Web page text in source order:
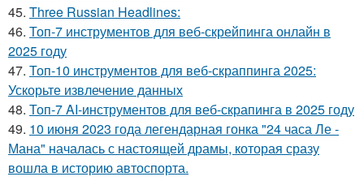
45. Three Russian Headlines:
46. Топ-7 инструментов для веб-скрейпинга онлайн в
2025 году
47. Топ-10 инструментов для веб-скраппинга 2025:
Ускорьте извлечение данных
48. Топ-7 AI-инструментов для веб-скрапинга в 2025 году
49. 10 июня 2023 года легендарная гонка "24 часа Ле -
Мана" началась с настоящей драмы, которая сразу
вошла в историю автоспорта.